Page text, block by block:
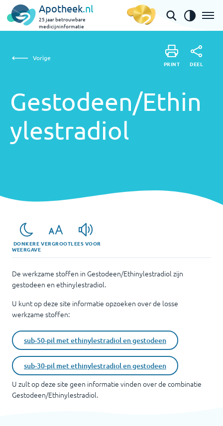
Apotheek.nl
25 jaar betrouwbare
medicijninformatie
Vorige
Gestodeen/Ethin
ylestradiol
PRINT DEEL
DONKERE
WEERGAVE
VERGROOTLEES VOOR
De werkzame stoffen in Gestodeen/Ethinylestradiol zijn
gestodeen en ethinylestradiol.
U kunt op deze site informatie opzoeken over de losse
werkzame stoffen:
sub-50-pil met ethinylestradiol en gestodeen
sub-30-pil met ethinylestradiol en gestodeen
U zult op deze site geen informatie vinden over de combinatie
Gestodeen/Ethinylestradiol.